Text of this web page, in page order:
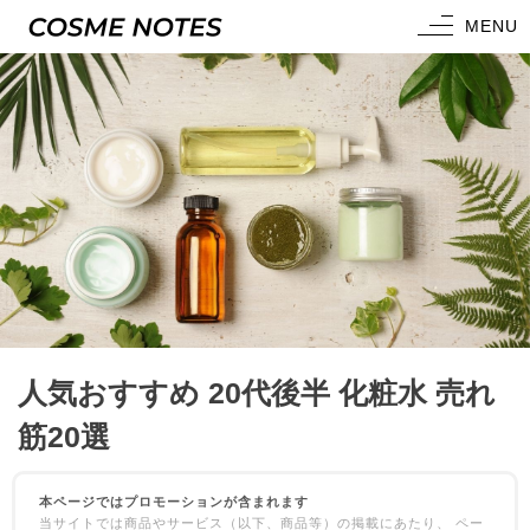
MENU
COSME NOTES
人気おすすめ 20代後半 化粧水 売れ
筋20選
本ページではプロモーションが含まれます
当サイトでは商品やサービス（以下、商品等）の掲載にあたり、 ペー